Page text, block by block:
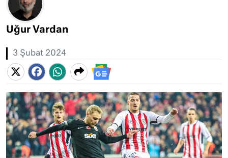
Uğur Vardan
3 Şubat 2024